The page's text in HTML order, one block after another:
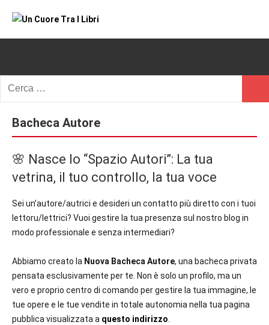
Un
Tra
I
Libri
romance
e
non
solo.
Recensioni,
cover
reveal,
uscite
editoriali
delle
autrici
italiane
e
straniere.
Bacheca Autore
🌸 Nasce lo “Spazio Autori”: La tua
vetrina, il tuo controllo, la tua voce
Sei un’autore/autrici e desideri un contatto più diretto con i tuoi
lettoru/lettrici? Vuoi gestire la tua presenza sul nostro blog in
modo professionale e senza intermediari?
Abbiamo creato la Nuova Bacheca Autore, una bacheca privata
pensata esclusivamente per te. Non è solo un profilo, ma un
vero e proprio centro di comando per gestire la tua immagine, le
tue opere e le tue vendite in totale autonomia nella tua pagina
pubblica visualizzata a questo indirizzo.